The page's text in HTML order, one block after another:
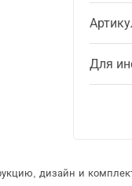
Для
дизайн и